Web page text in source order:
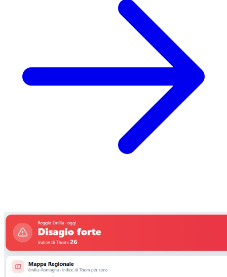
propri "forni a microonde" atmosferici.